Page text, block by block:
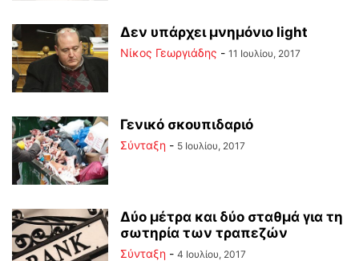
Δεν υπάρχει μνημόνιο light
Νίκος Γεωργιάδης - 11 Ιουλίου, 2017
Γενικό σκουπιδαριό
Σύνταξη - 5 Ιουλίου, 2017
Δύο μέτρα και δύο σταθμά για τη
σωτηρία των τραπεζών
Σύνταξη - 4 Ιουλίου, 2017